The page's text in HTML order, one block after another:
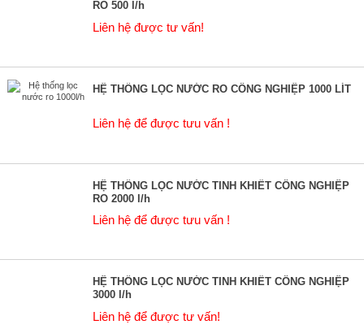
RO 500 l/h
Liên hệ được tư vấn!
HỆ THỐNG LỌC NƯỚC RO CÔNG NGHIỆP 1000 LÍT
Liên hệ để được tưu vấn !
HỆ THỐNG LỌC NƯỚC TINH KHIẾT CÔNG NGHIỆP
RO 2000 l/h
Liên hệ để được tưu vấn !
HỆ THỐNG LỌC NƯỚC TINH KHIẾT CÔNG NGHIỆP
3000 l/h
Liên hệ để được tư vấn!